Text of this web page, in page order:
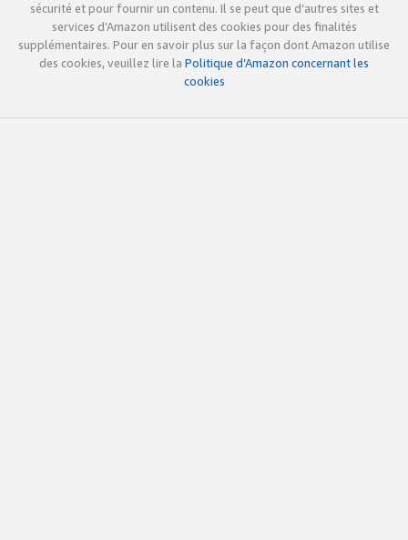
sécurité et pour fournir un contenu. Il se peut que d’autres sites et
services d’Amazon utilisent des cookies pour des finalités
supplémentaires. Pour en savoir plus sur la façon dont Amazon utilise
des cookies, veuillez lire la Politique d’Amazon concernant les
cookies